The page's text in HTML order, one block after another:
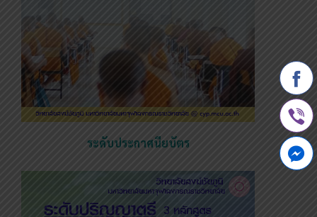
ระดับประกาศนียบัตร